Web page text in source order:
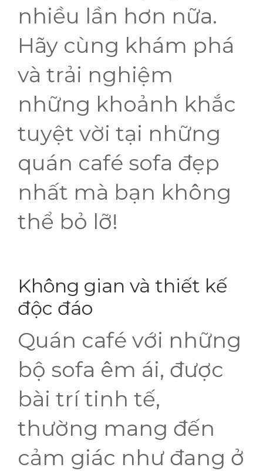
nhiều lần hơn nữa.
Hãy cùng khám phá
và trải nghiệm
những khoảnh khắc
tuyệt vời tại những
quán café sofa đẹp
nhất mà bạn không
thể bỏ lỡ!
Không gian và thiết kế
độc đáo
Quán café với những
bộ sofa êm ái, được
bài trí tinh tế,
thường mang đến
cảm giác như đang ở